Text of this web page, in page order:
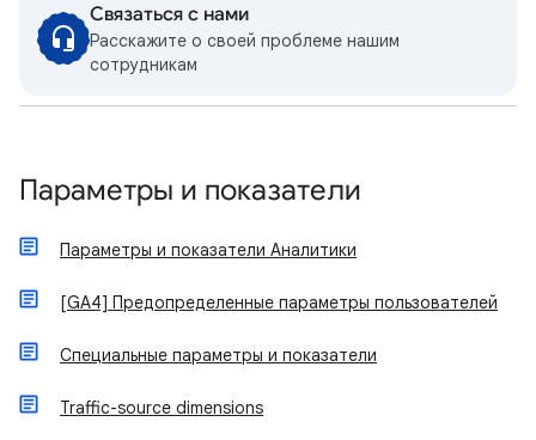
Связаться с нами
Расскажите о своей проблеме нашим
сотрудникам
Параметры и показатели
Параметры и показатели Аналитики
[GA4] Предопределенные параметры пользователей
Специальные параметры и показатели
Traffic-source dimensions